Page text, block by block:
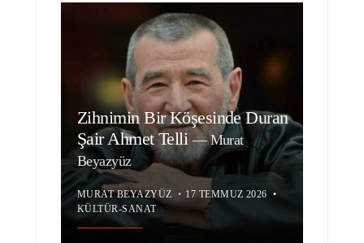
Zihnimin Bir Köşesinde Duran
Şair Ahmet Telli—Murat
Beyazyüz
MURAT BEYAZYÜZ • 17 TEMMUZ 2026 •
KÜLTÜR-SANAT